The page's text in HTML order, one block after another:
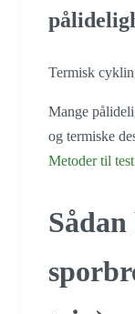
Termisk
Mange
og termiske
Metoder til